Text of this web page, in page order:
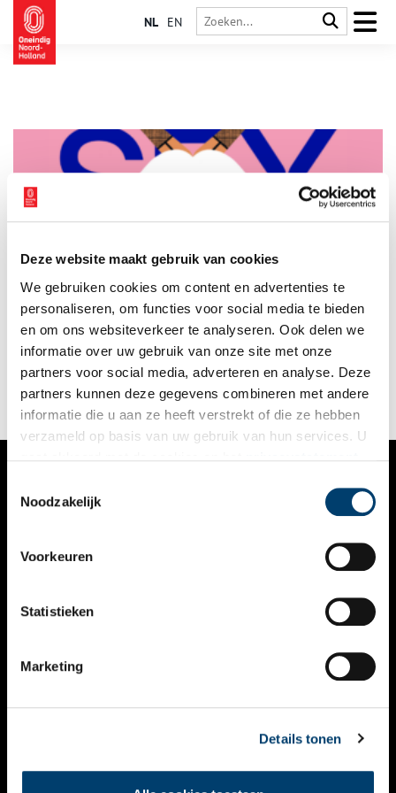
Deze website maakt gebruik van cookies
We gebruiken cookies om content en advertenties te
personaliseren, om functies voor social media te bieden
en om ons websiteverkeer te analyseren. Ook delen we
informatie over uw gebruik van onze site met onze
partners voor social media, adverteren en analyse. Deze
partners kunnen deze gegevens combineren met andere
informatie die u aan ze heeft verstrekt of die ze hebben
verzameld op basis van uw gebruik van hun services. U
Noodzakelijk
Voorkeuren
Statistieken
Marketing
Details tonen
NL EN
Waarom hebben we seks? Is het voor intimiteit, genot, of
alleen om kinderen te krijgen? Is seksueel verlangen meer dan
fysieke aantrekkingskracht? Hebben we recht op seksuele
vrijheid? Sinds mensenheugenis worstelt de mensheid met dit
soort vragen.
1 min
VERHALEN
KALENDER
THEMA’S
VIDEO’S
CONTACT